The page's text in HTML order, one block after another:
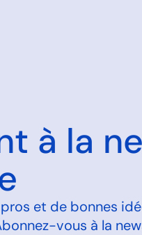
à la
et de bonnes
vous à la